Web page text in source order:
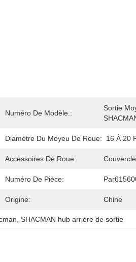
Numéro De Modèle.:
Sortie
Diamètre Du Moyeu De Roue: 16 À 20
Accessoires De Roue: Couvercle
Numéro De Pièce:
Origine: Chine
SHACMAN hub arrière de sortie